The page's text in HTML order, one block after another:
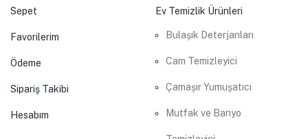
Sepet
Favorilerim
Ödeme
Sipariş Takibi
Hesabım
Ev Temizlik Ürünleri
Bulaşık Deterjanları
Cam Temizleyici
Çamaşır Yumuşatıcı
Mutfak ve Banyo